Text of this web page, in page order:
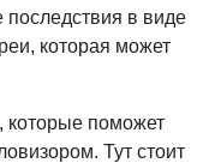
в виде
которая может
которые поможет
Тут стоит